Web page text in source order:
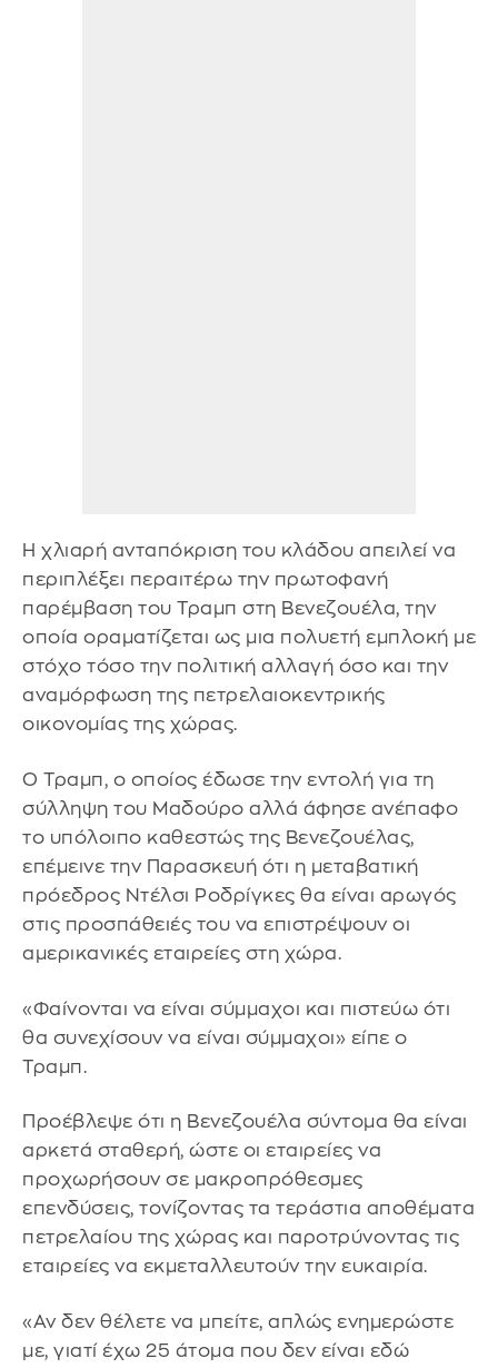
Η χλιαρή ανταπόκριση του κλάδου απειλεί να
περιπλέξει περαιτέρω την πρωτοφανή
παρέμβαση του Τραμπ στη Βενεζουέλα, την
οποία οραματίζεται ως μια πολυετή εμπλοκή με
στόχο τόσο την πολιτική αλλαγή όσο και την
αναμόρφωση της πετρελαιοκεντρικής
οικονομίας της χώρας.
Ο Τραμπ, ο οποίος έδωσε την εντολή για τη
σύλληψη του Μαδούρο αλλά άφησε ανέπαφο
το υπόλοιπο καθεστώς της Βενεζουέλας,
επέμεινε την Παρασκευή ότι η μεταβατική
πρόεδρος Ντέλσι Ροδρίγκες θα είναι αρωγός
στις προσπάθειές του να επιστρέψουν οι
αμερικανικές εταιρείες στη χώρα.
«Φαίνονται να είναι σύμμαχοι και πιστεύω ότι
θα συνεχίσουν να είναι σύμμαχοι» είπε ο
Τραμπ.
Προέβλεψε ότι η Βενεζουέλα σύντομα θα είναι
αρκετά σταθερή, ώστε οι εταιρείες να
προχωρήσουν σε μακροπρόθεσμες
επενδύσεις, τονίζοντας τα τεράστια αποθέματα
πετρελαίου της χώρας και παροτρύνοντας τις
εταιρείες να εκμεταλλευτούν την ευκαιρία.
«Αν δεν θέλετε να μπείτε, απλώς ενημερώστε
με, γιατί έχω 25 άτομα που δεν είναι εδώ